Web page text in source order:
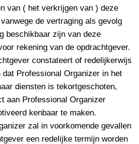
van ( het verkrijgen van ) deze
de vertraging als gevolg
beschikbaar zijn van deze
rekening van de opdrachtgever.
constateert of redelijkerwijs
dat Professional Organizer in het
diensten is tekortgeschoten,
aan Professional Organizer
kenbaar te maken.
zal in voorkomende gevallen
een redelijke termijn worden